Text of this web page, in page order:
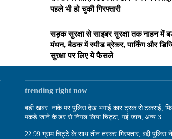
पहले भी हो चुकी गिरफ्तारी
सड़क सुरक्षा से साइबर सुरक्षा तक नाहन में
मंथन, बैठक में स्पीड ब्रेकर, पार्किंग और
सुरक्षा पर लिए ये फैसले
trending right now
बड़ी खबर: नाके पर पुलिस देख भगाई कार ट्रक से टकराई,
पकड़े जाने के डर से निगल लिया चिट्टा; गई जान, अन्य 3...
22.99 ग्राम चिट्टे के साथ तीन तस्कर गिरफ्तार, बद्दी पुलिस ने